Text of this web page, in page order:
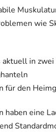
d
e
r
s
e
wie
in
den
haben eine